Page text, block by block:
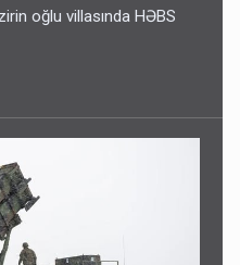
oğlu villasında HƏBS